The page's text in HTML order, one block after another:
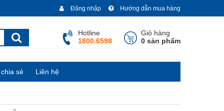
Hướng dẫn mua hàng
Đăng nhập
Giỏ hàng
0 sản phẩm
Hotline
1800.6598
sẻ Liên hệ